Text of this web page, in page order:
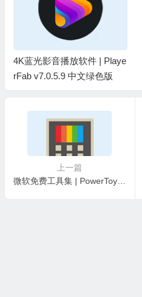
4K蓝光影音播放软件 | Playe
rFab v7.0.5.9 中文绿色版
上一篇
微软免费工具集 | PowerToys v0.100.2 自定义系统工具